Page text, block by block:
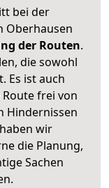
bei der
Oberhausen
der Routen.
die sowohl
Es ist auch
frei von
Hindernissen
wir
die Planung,
Sachen